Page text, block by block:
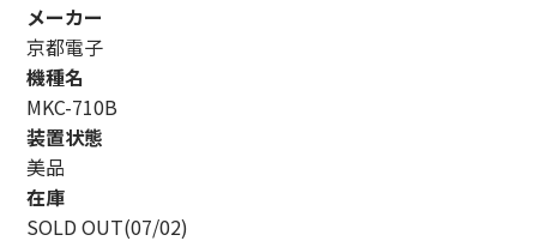
メーカー
京都電子
機種名
MKC-710B
装置状態
美品
在庫
SOLD OUT(07/02)